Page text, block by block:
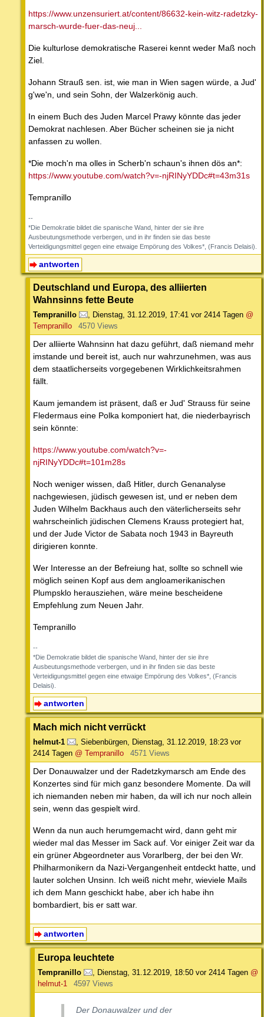
https://www.unzensuriert.at/content/86632-kein-witz-radetzky-
marsch-wurde-fuer-das-neuj...
Die kulturlose demokratische Raserei kennt weder Maß noch
Ziel.
Johann Strauß sen. ist, wie man in Wien sagen würde, a Jud'
g'we'n, und sein Sohn, der Walzerkönig auch.
In einem Buch des Juden Marcel Prawy könnte das jeder
Demokrat nachlesen. Aber Bücher scheinen sie ja nicht
anfassen zu wollen.
*Die moch'n ma olles in Scherb'n schaun's ihnen dös an*:
https://www.youtube.com/watch?v=-njRINyYDDc#t=43m31s
Tempranillo
--
*Die Demokratie bildet die spanische Wand, hinter der sie ihre
Ausbeutungsmethode verbergen, und in ihr finden sie das beste
Verteidigungsmittel gegen eine etwaige Empörung des Volkes*, (Francis Delaisi).
antworten
Deutschland und Europa, des alliierten
Wahnsinns fette Beute
Tempranillo , Dienstag, 31.12.2019, 17:41 vor 2414 Tagen @
Tempranillo
4570 Views
Der alliierte Wahnsinn hat dazu geführt, daß niemand mehr
imstande und bereit ist, auch nur wahrzunehmen, was aus
dem staatlicherseits vorgegebenen Wirklichkeitsrahmen
fällt.
Kaum jemandem ist präsent, daß er Jud' Strauss für seine
Fledermaus eine Polka komponiert hat, die niederbayrisch
sein könnte:
https://www.youtube.com/watch?v=-
njRINyYDDc#t=101m28s
Noch weniger wissen, daß Hitler, durch Genanalyse
nachgewiesen, jüdisch gewesen ist, und er neben dem
Juden Wilhelm Backhaus auch den väterlicherseits sehr
wahrscheinlich jüdischen Clemens Krauss protegiert hat,
und der Jude Victor de Sabata noch 1943 in Bayreuth
dirigieren konnte.
Wer Interesse an der Befreiung hat, sollte so schnell wie
möglich seinen Kopf aus dem angloamerikanischen
Plumpsklo herausziehen, wäre meine bescheidene
Empfehlung zum Neuen Jahr.
Tempranillo
--
*Die Demokratie bildet die spanische Wand, hinter der sie ihre
Ausbeutungsmethode verbergen, und in ihr finden sie das beste
Verteidigungsmittel gegen eine etwaige Empörung des Volkes*, (Francis
Delaisi).
antworten
Mach mich nicht verrückt
helmut-1 , Siebenbürgen, Dienstag, 31.12.2019, 18:23 vor
2414 Tagen @ Tempranillo 4571 Views
Der Donauwalzer und der Radetzkymarsch am Ende des
Konzertes sind für mich ganz besondere Momente. Da will
ich niemanden neben mir haben, da will ich nur noch allein
sein, wenn das gespielt wird.
Wenn da nun auch herumgemacht wird, dann geht mir
wieder mal das Messer im Sack auf. Vor einiger Zeit war da
ein grüner Abgeordneter aus Vorarlberg, der bei den Wr.
Philharmonikern da Nazi-Vergangenheit entdeckt hatte, und
lauter solchen Unsinn. Ich weiß nicht mehr, wieviele Mails
ich dem Mann geschickt habe, aber ich habe ihn
bombardiert, bis er satt war.
antworten
Europa leuchtete
Tempranillo , Dienstag, 31.12.2019, 18:50 vor 2414 Tagen @
helmut-1
4597 Views
Der Donauwalzer und der